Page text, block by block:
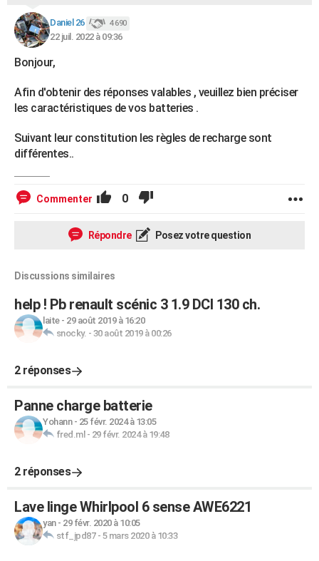
Daniel 26 4 690
22 juil. 2022 à 09:36
Bonjour,
Afin d'obtenir des réponses valables , veuillez bien préciser
les caractéristiques de vos batteries .
Suivant leur constitution les règles de recharge sont
différentes..
Commenter 0
Répondre Posez votre question
Discussions similaires
help ! Pb renault scénic 3 1.9 DCI 130 ch.
laite- 29 août 2019 à 16:20
snocky. - 30 août 2019 à 00:26
2 réponses
Panne charge batterie
Yohann- 25 févr. 2024 à 13:05
fred.ml - 29 févr. 2024 à 19:48
2 réponses
Lave linge Whirlpool 6 sense AWE6221
yan- 29 févr. 2020 à 10:05
stf_jpd87- 5 mars 2020 à 10:33